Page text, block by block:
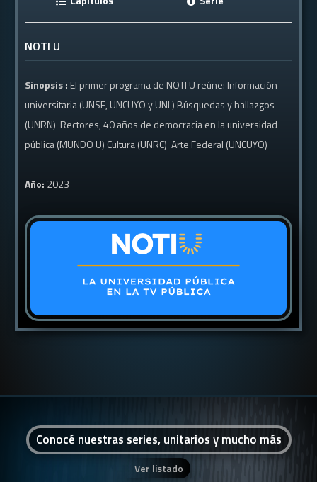
NOTI U
Sinopsis : El primer programa de NOTI U reúne: Información
universitaria (UNSE, UNCUYO y UNL) Búsquedas y hallazgos
(UNRN) Rectores, 40 años de democracia en la universidad
pública (MUNDO U) Cultura (UNRC) Arte Federal (UNCUYO)
Año: 2023
Conocé nuestras series, unitarios y mucho más
Ver listado